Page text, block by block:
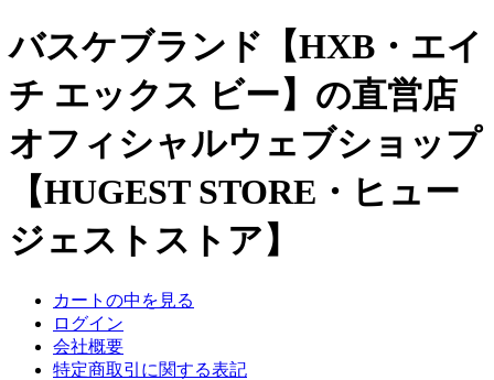
バスケブランド【HXB・エイ
チ エックス ビー】の直営店
オフィシャルウェブショップ
【HUGEST STORE・ヒュー
ジェストストア】
カートの中を見る
ログイン
会社概要
特定商取引に関する表記